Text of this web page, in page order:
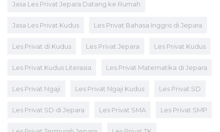
Jasa Les Privat Jepara Datang ke Rumah
Jasa Les Privat Kudus Les Privat Bahasa Inggris di Jepara
Les Privat di Kudus Les Privat Jepara Les Privat Kudus
Les Privat Kudus Literasia Les Privat Matematika di Jepara
Les Privat Ngaji Les Privat Ngaji Kudus Les Privat SD
Les Privat SD di Jepara Les Privat SMA Les Privat SMP